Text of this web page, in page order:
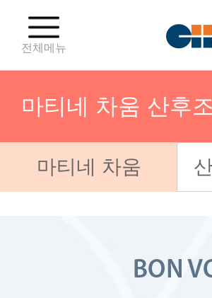
전체메뉴
마티네 차움 산후
처음오시는분
병원 층별 안내
마티네 차움